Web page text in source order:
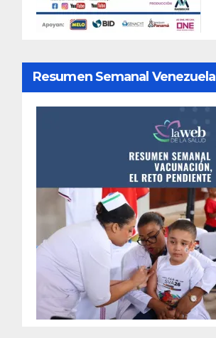
Resumen Semanal Venezuela